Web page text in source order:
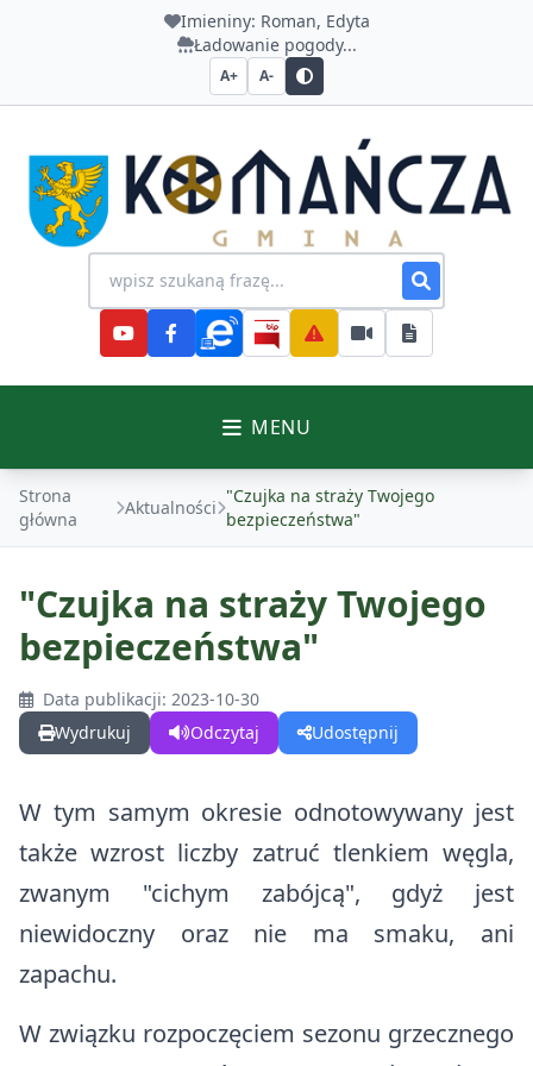
Imieniny: Roman, Edyta
Ładowanie pogody...
A+ A-
Urząd Gminy Komańcza
Wyszukiwanie na stronie
MENU
GMINA
O Gminie
Odznaka Honorowa Gminy Komańcza
Sołectwa w Gminie Komańcza
Projekty
Fundusz dróg samorządowych
Zadania dofinansowane ze środków budżetu państwa
DLA MIESZKAŃCÓW
Gospodarka odpadami
Czyste Powietrze
Centralna Ewidencja Emisyjności Budynków (CEEB)
Nieodpłatna pomoc prawna
Kalendarz wydarzeń
Wirtualna Komańcza
Warto zobaczyć
DLA INWESTORA
Działki na sprzedaż
Działki do dzierżawy
Strona
główna
Aktualności
"Czujka na straży Twojego
bezpieczeństwa"
"Czujka na straży Twojego
bezpieczeństwa"
Data publikacji: 2023-10-30
Wydrukuj
Odczytaj Udostępnij
W tym samym okresie odnotowywany jest
także wzrost liczby zatruć tlenkiem węgla,
zwanym "cichym zabójcą", gdyż jest
niewidoczny oraz nie ma smaku, ani
zapachu.
W związku rozpoczęciem sezonu grzecznego